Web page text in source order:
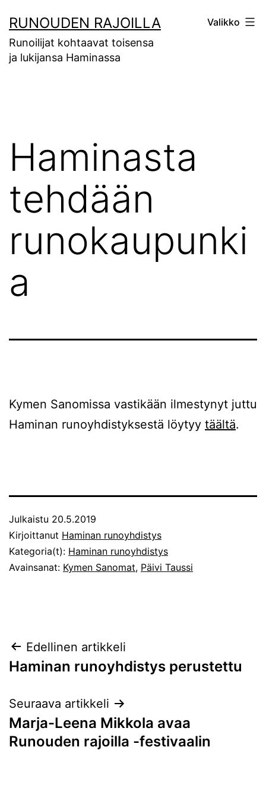
sisältöön
RUNOUDEN RAJOILLA
Runoilijat kohtaavat toisensa
ja lukijansa Haminassa
Valikko
Haminasta
tehdään
runokaupunki
a
Kymen Sanomissa vastikään ilmestynyt juttu
Haminan runoyhdistyksestä löytyy täältä.
Julkaistu 20.5.2019
Kirjoittanut Haminan runoyhdistys
Kategoria(t): Haminan runoyhdistys
Avainsanat: Kymen Sanomat, Päivi Taussi
Artikkelien
selaus
Edellinen artikkeli
Haminan runoyhdistys perustettu
Seuraava artikkeli
Marja-Leena Mikkola avaa
Runouden rajoilla -festivaalin